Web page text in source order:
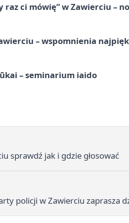
raz ci mówię” w Zawierciu –
– wspomnienia
– seminarium iaido
sprawdź jak i gdzie głosować
policji w Zawierciu zaprasza